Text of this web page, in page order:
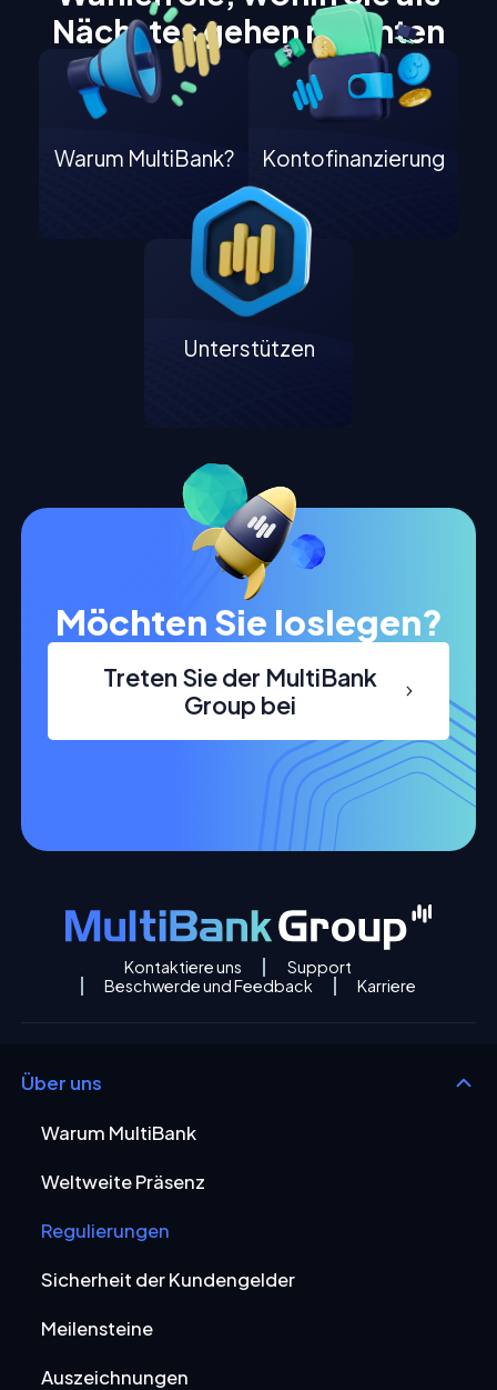
Nächstes gehen möchten
Warum MultiBank? Kontofinanzierung
Unterstützen
Möchten Sie loslegen?
Treten Sie der MultiBank
Group bei
Kontaktiere uns
Support
Beschwerde und Feedback
Karriere
Über uns
Warum MultiBank
Weltweite Präsenz
Regulierungen
Sicherheit der Kundengelder
Meilensteine
Auszeichnungen